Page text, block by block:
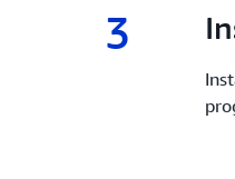
3 3.